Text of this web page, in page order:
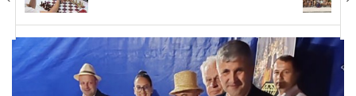
SANATATE
SPORT